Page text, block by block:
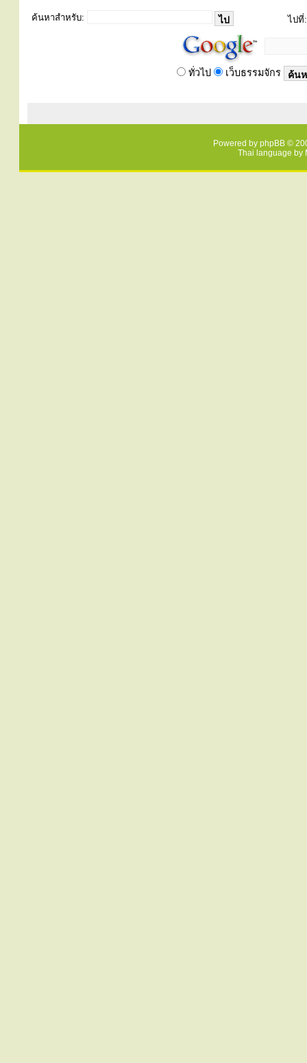
ค้นหาสำหรับ: ไปที่:
ทั่วไป เว็บธรรมจักร
Powered by phpBB ©
Thai language by